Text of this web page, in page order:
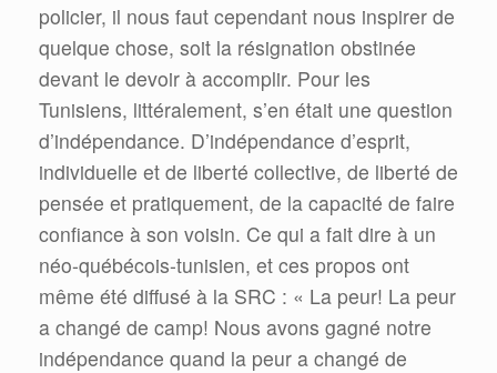
policier, il nous faut cependant nous inspirer de
quelque chose, soit la résignation obstinée
devant le devoir à accomplir. Pour les
Tunisiens, littéralement, s’en était une question
d’indépendance. D’indépendance d’esprit,
individuelle et de liberté collective, de liberté de
pensée et pratiquement, de la capacité de faire
confiance à son voisin. Ce qui a fait dire à un
néo-québécois-tunisien, et ces propos ont
même été diffusé à la SRC : « La peur! La peur
a changé de camp! Nous avons gagné notre
indépendance quand la peur a changé de